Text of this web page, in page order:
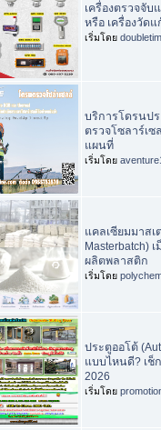
เครื่องตรวจจับ
หรือ เครื่องวัด
เริ่มโดย
บริการโดรนปร
ตรวจโซลาร์เซ
แผนที่
เริ่มโดย
แคลเซียมมาสเ
Masterbatch)
ผลิตพลาสติก
เริ่มโดย
ประตูออโต้
แบบไหนดี? เช็
2026
เริ่มโดย